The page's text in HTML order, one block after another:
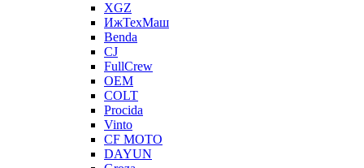
XGZ
ИжТехМаш
Benda
CJ
FullCrew
OEM
COLT
Procida
Vinto
CF MOTO
DAYUN